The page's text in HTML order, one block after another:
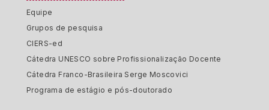
Equipe
Grupos de pesquisa
CIERS-ed
Cátedra UNESCO sobre Profissionalização Docente
Cátedra Franco-Brasileira Serge Moscovici
Programa de estágio e pós-doutorado